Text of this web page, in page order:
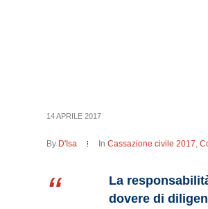
14 APRILE 2017
By D'Isa InCassazione civile 2017,
La
dovere di